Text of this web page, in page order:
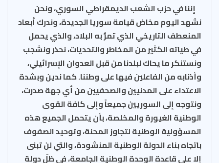
إننا في حزب الشعب الديمقراطي السوري، ونحن
نشهد اليوم مخاض قيامة سوريا الجديدة، وندرك أبعاد
المنعطف التاريخي الذي تمرُّ به البلاد، والذي يحمل
في طياته الكثير من المخاطر والتحديات، نحذر ونشجب
ونستنكر ما يحاك لبلدنا من قبل العدوان الإسرائيلي،
وأذنابه من الفاعلين فيها على وطننا. كما ندين وبشدة
الاعتداء على المدنيين والصحفيين من أي جهة صدرت،
ونتوجه إلى السوريين جميعاً وإلى كافة القوى
الوطنية الغيورة والمخلصة، بأن يتحمل الجميع هذه
المسؤولية الوطنية لتجاوز المحنة، وتوحيد الصفوف
باتجاه بناء الدولة الوطنية المنشودة، والتي لن تبنى
إلا على قاعدة الوحدة الوطنية الجامعة، في ظلّ دولة